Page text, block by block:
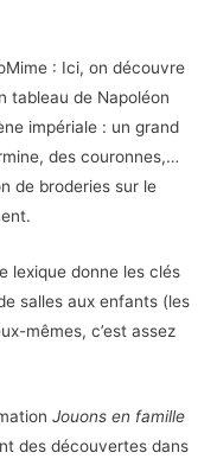
: Ici, on découvre
tableau de Napoléon
impériale : un grand
des couronnes,…
de broderies sur le
lexique donne les clés
salles aux enfants (les
mêmes, c’est assez
Jouons en famille
des découvertes dans